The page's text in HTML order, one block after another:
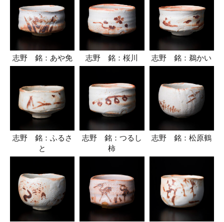
志野 銘：あや免 志野 銘：桜川 志野 銘：鵜かい
志野 銘：ふるさ
と
志野 銘：つるし
柿
志野 銘：松原鶴